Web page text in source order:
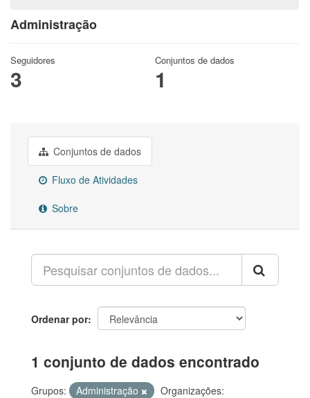
Administração
Seguidores
3
Conjuntos de dados
1
Conjuntos de dados
Fluxo de Atividades
Sobre
Ordenar por
1 conjunto de dados encontrado
Grupos: Administração
Organizações: